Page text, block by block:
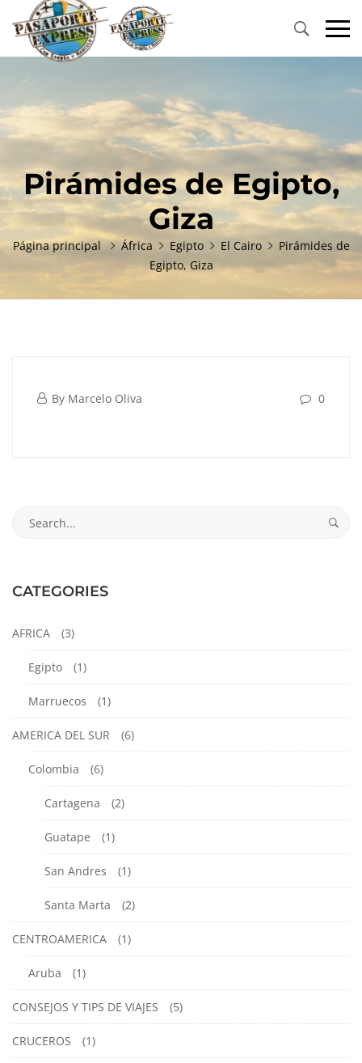
Pirámides de Egipto,
Giza
Página principal África Egipto El Cairo
Pirámides de
Egipto, Giza
By Marcelo Oliva 0
CATEGORIES
AFRICA (3)
Egipto (1)
Marruecos (1)
AMERICA DEL SUR (6)
Colombia (6)
Cartagena (2)
Guatape (1)
San Andres (1)
Santa Marta (2)
CENTROAMERICA (1)
Aruba (1)
CONSEJOS Y TIPS DE VIAJES (5)
CRUCEROS (1)